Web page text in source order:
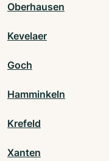
Oberhausen
Kevelaer
Goch
Hamminkeln
Krefeld
Xanten